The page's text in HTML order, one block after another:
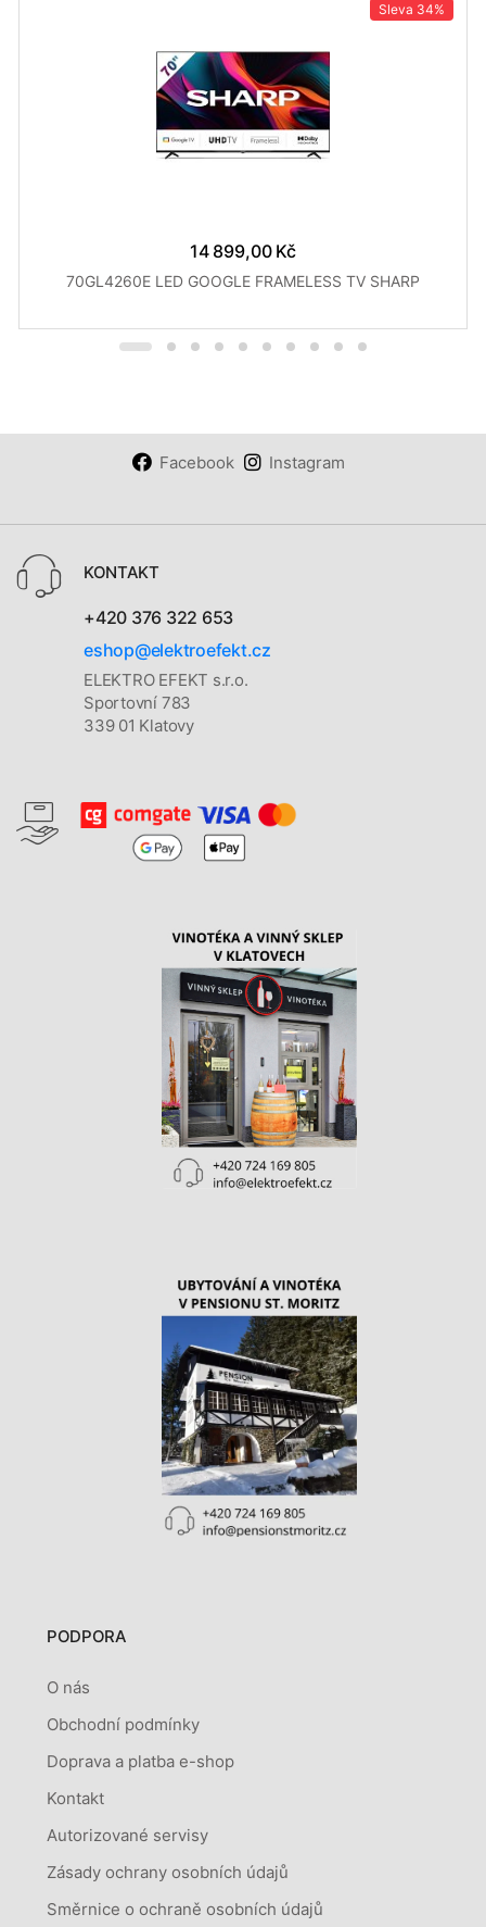
Sleva 34%
14 899,00 Kč
70GL4260E LED GOOGLE FRAMELESS TV SHARP
Facebook Instagram
KONTAKT
+420 376 322 653
eshop@elektroefekt.cz
ELEKTRO EFEKT s.r.o.
Sportovní 783
339 01 Klatovy
PODPORA
O nás
Obchodní podmínky
Doprava a platba e-shop
Kontakt
Autorizované servisy
Zásady ochrany osobních údajů
Směrnice o ochraně osobních údajů